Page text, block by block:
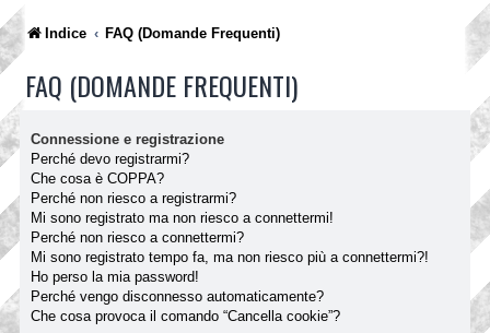
Indice FAQ (Domande Frequenti)
FAQ (DOMANDE FREQUENTI)
Connessione e registrazione
Perché devo registrarmi?
Che cosa è COPPA?
Perché non riesco a registrarmi?
Mi sono registrato ma non riesco a connettermi!
Perché non riesco a connettermi?
Mi sono registrato tempo fa, ma non riesco più a connettermi?!
Ho perso la mia password!
Perché vengo disconnesso automaticamente?
Che cosa provoca il comando “Cancella cookie”?